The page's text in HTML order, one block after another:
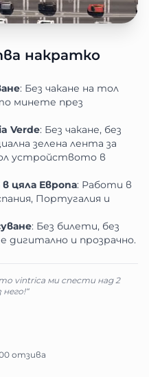
накратко
: Без чакане на тол
минете през
Verde: Без чакане, без
зелена лента за
устройството в
цяла Европа: Работи в
Португалия и
: Без билети, без
дигитално и прозрачно.
vintrica ми спести над 2
отзива